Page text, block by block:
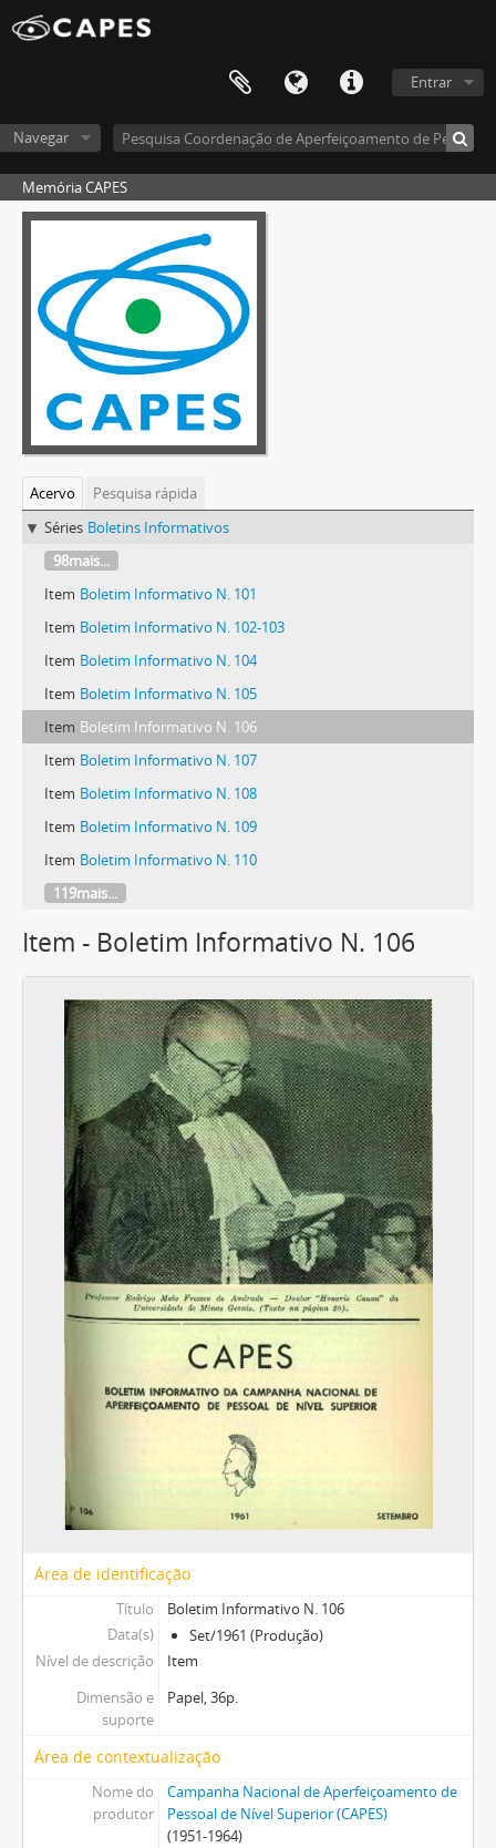
Entrar
Navegar
Memória CAPES
Acervo
Pesquisa rápida
Séries Boletins Informativos
98mais...
Item Boletim Informativo N. 101
Item Boletim Informativo N. 102-103
Item Boletim Informativo N. 104
Item Boletim Informativo N. 105
Item Boletim Informativo N. 106
Item Boletim Informativo N. 107
Item Boletim Informativo N. 108
Item Boletim Informativo N. 109
Item Boletim Informativo N. 110
119mais...
Item - Boletim Informativo N. 106
Área de identificação
Título
Boletim Informativo N. 106
Data(s)
Set/1961 (Produção)
Nível de descrição
Item
Dimensão e
suporte
Papel, 36p.
Área de contextualização
Nome do
produtor
Campanha Nacional de Aperfeiçoamento de
Pessoal de Nível Superior (CAPES)
(1951-1964)